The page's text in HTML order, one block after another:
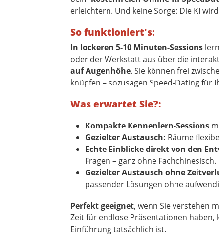
erleichtern. Und keine Sorge: Die KI
So funktioniert's:
In lockeren 5-10 Minuten-Sessions
oder der Werkstatt aus über die
auf Augenhöhe. Sie können frei
knüpfen – sozusagen Speed-Dating für
Was erwartet Sie?:
Kompakte Kennenlern-Sessions
Gezielter Austausch: Räume
Echte Einblicke direkt von den
Fragen – ganz ohne Fachchinesisch.
Gezielter Austausch ohne
passender Lösungen ohne
Perfekt geeignet, wenn Sie verstehen
Zeit für endlose Präsentationen
Einführung tatsächlich ist.